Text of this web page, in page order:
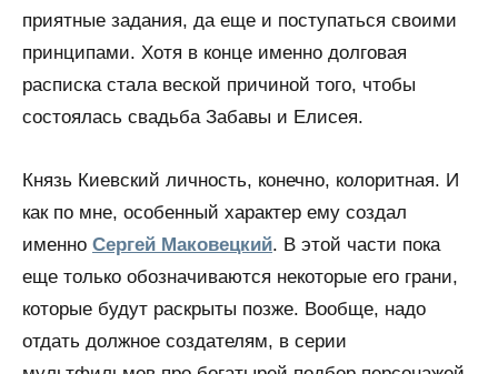
приятные задания, да еще и поступаться своими
принципами. Хотя в конце именно долговая
расписка стала веской причиной того, чтобы
состоялась свадьба Забавы и Елисея.
Князь Киевский личность, конечно, колоритная. И
как по мне, особенный характер ему создал
именно Сергей Маковецкий. В этой части пока
еще только обозначиваются некоторые его грани,
которые будут раскрыты позже. Вообще, надо
отдать должное создателям, в серии